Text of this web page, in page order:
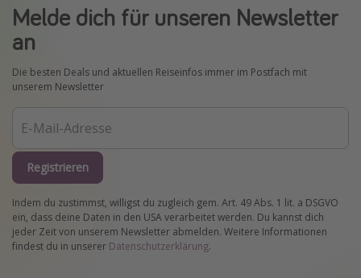
Melde dich für unseren Newsletter
an
Die besten Deals und aktuellen Reiseinfos immer im Postfach mit
unserem Newsletter
Registrieren
Indem du zustimmst, willigst du zugleich gem. Art. 49 Abs. 1 lit. a DSGVO
ein, dass deine Daten in den USA verarbeitet werden. Du kannst dich
jeder Zeit von unserem Newsletter abmelden. Weitere Informationen
findest du in unserer Datenschutzerklärung.